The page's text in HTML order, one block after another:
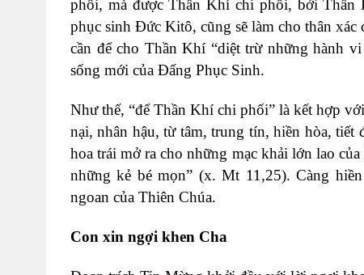
phối, mà được Thần Khí chi phối, bởi Thần
phục sinh Đức Kitô, cũng sẽ làm cho thân
cần để cho Thần Khí “diệt trừ những hành
sống mới của Đấng Phục Sinh.
Như thế, “để Thần Khí chi phối” là kết hợp
nại, nhân hậu, từ tâm, trung tín, hiền hòa,
hoa trái mở ra cho những mạc khải lớn lao
những kẻ bé mọn” (x. Mt 11,25). Càng
ngoan của Thiên Chúa.
Con xin ngợi khen Cha